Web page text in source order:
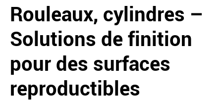
Rouleaux, cylindres –
Solutions de finition
pour des surfaces
reproductibles